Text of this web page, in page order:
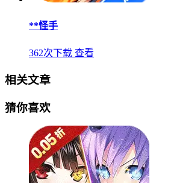
**怪手
362次下载 查看
相关文章
猜你喜欢